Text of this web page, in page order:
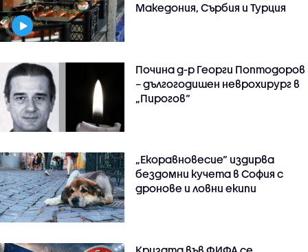
Македония, Сърбия и Турция
Почина д-р Георги Поптодоров
– дългогодишен неврохирург в
„Пирогов“
„Екоравновесие“ издирва
бездомни кучета в София с
дронове и ловни екипи